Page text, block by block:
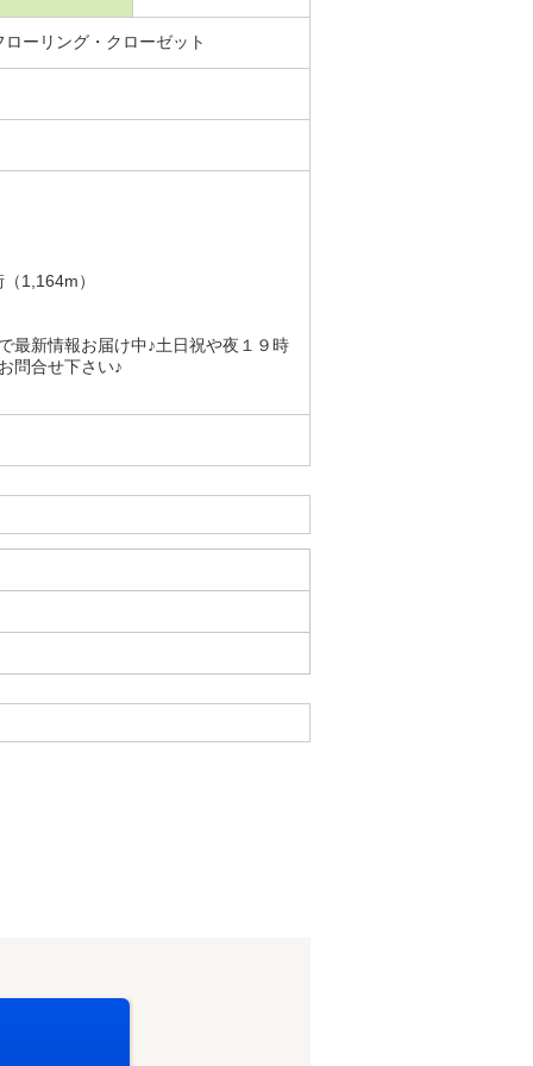
ーリング・クローゼット
1,164m）
最新情報お届け中♪土日祝や夜１９時
問合せ下さい♪